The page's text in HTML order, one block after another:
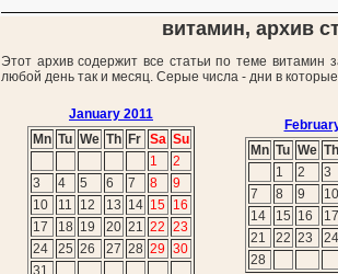
витамин, архив
Этот архив содержит все статьи по теме витамин
любой день так и месяц. Серые числа - дни в
January 2011
Mn Tu We Th Fr Sa Su
1
2
3
4 5 6 7 8
9
10
11 12 13 14 15 16
17
18 19 20 21 22 23
24
25 26 27 28 29 30
31
Mn Tu We Th
1
2
3
7
8 9
10
14
15 16
17
21
22 23
24
28